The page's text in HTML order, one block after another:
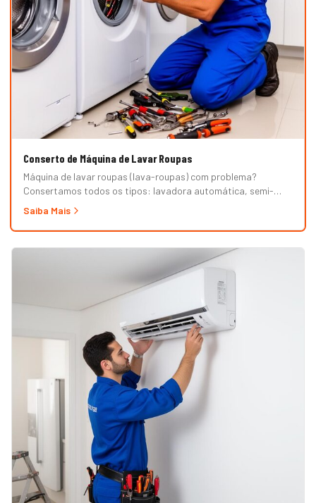
Conserto de Máquina de Lavar Roupas
Máquina de lavar roupas (lava-roupas) com problema?
Consertamos todos os tipos: lavadora automática, semi-
automática, tanquinho, abertura superior e frontal. Marcas
Continental e Mueller. Atendimento em domicílio com
orçamento grátis.
Saiba Mais